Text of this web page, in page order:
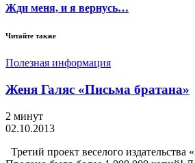
Жди меня, и я вернусь…
Читайте также
Полезная информация
Женя Галяс «Письма братана»
2 минут
02.10.2013
Третий проект веселого